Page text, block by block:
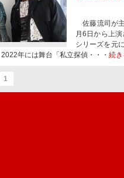
佐藤流司が
月6日から上
シリーズを元
年には舞台「私立探偵・・・ 続
1